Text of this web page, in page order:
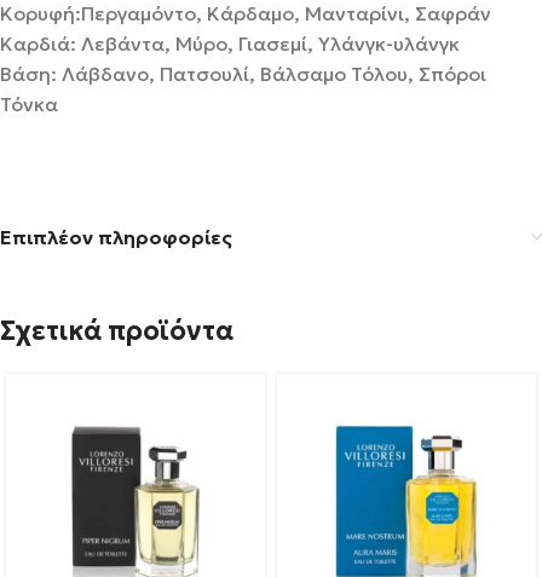
Κορυφή:Περγαμόντο, Κάρδαμο, Μανταρίνι, Σαφράν
Καρδιά: Λεβάντα, Μύρο, Γιασεμί, Υλάνγκ-υλάνγκ
Βάση: Λάβδανο, Πατσουλί, Βάλσαμο Τόλου, Σπόροι
Τόνκα
Επιπλέον πληροφορίες
Σχετικά προϊόντα